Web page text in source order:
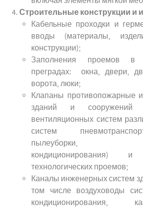
Строительные конструкции и
Кабельные проходки и
вводы (материалы,
конструкции);
Заполнения проемов в
преградах: окна, двери,
ворота, люки;
Клапаны противопожарные
зданий и
вентиляционных систем
систем
пылеуборки,
технологических проемов;
Каналы инженерных систем
том числе воздуховоды
кондиционирования,